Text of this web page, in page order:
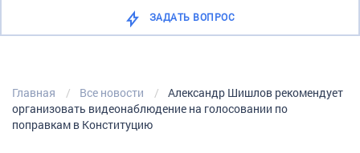
ЗАДАТЬ ВОПРОС
Главная Все новости
Александр Шишлов рекомендует
организовать видеонаблюдение на голосовании по
поправкам в Конституцию